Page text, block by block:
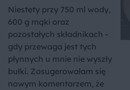
Niestety przy 750 ml wody,
600 g mąki oraz
pozostałych składnikach -
gdy przewaga jest tych
płynnych u mnie nie wyszły
bułki. Zasugerowałam się
nowym komentarzem, że